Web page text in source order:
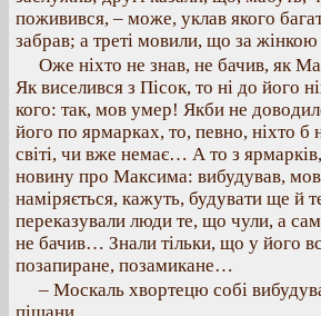
поживився, – може, уклав якого
забрав; а треті мовили, що за жінкою
Оже ніхто не знав, не бачив, як
Як виселився з Пісок, то ні до його
кого: так, мов умер! Якби не
його по ярмарках, то, певно, ніхто б
світі, чи вже немає… А то з
новину про Максима: вибудував,
наміряється, кажуть, будувати ще й
переказували люди те, що чули, а
не бачив… Знали тільки, що у його
позапиране, позамикане…
– Москаль хвортецю собі